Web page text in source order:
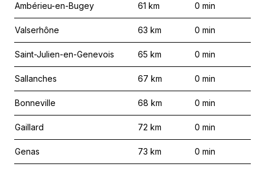
Ambérieu-en-Bugey 61 km 0 min
Valserhône 63 km 0 min
Saint-Julien-en-Genevois 65 km 0 min
Sallanches 67 km 0 min
Bonneville 68 km 0 min
Gaillard 72 km 0 min
Genas 73 km 0 min